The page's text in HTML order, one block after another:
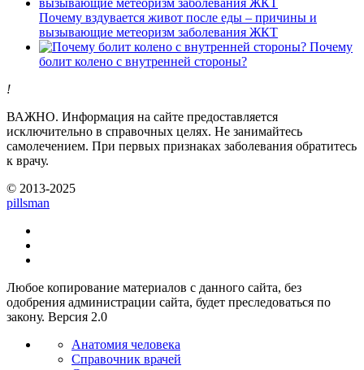
Почему вздувается живот после еды – причины и
вызывающие метеоризм заболевания ЖКТ
Почему
болит колено с внутренней стороны?
!
ВАЖНО. Информация на сайте предоставляется
исключительно в справочных целях. Не занимайтесь
самолечением. При первых признаках заболевания обратитесь
к врачу.
© 2013-2025
pillsman
Любое копирование материалов с данного сайта, без
одобрения администрации сайта, будет преследоваться по
закону. Версия 2.0
Анатомия человека
Справочник врачей